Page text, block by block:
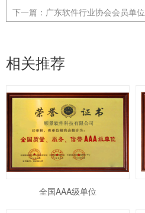
下一篇： 广东软件行业协会会员单位
相关推荐
全国AAA级单位